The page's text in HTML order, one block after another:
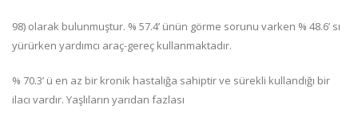
98) olarak bulunmuştur. % 57.4’ ünün görme sorunu varken % 48.6’ sı
yürürken yardımcı araç-gereç kullanmaktadır.
% 70.3’ ü en az bir kronik hastalığa sahiptir ve sürekli kullandığı bir
ilacı vardır. Yaşlıların yarıdan fazlası